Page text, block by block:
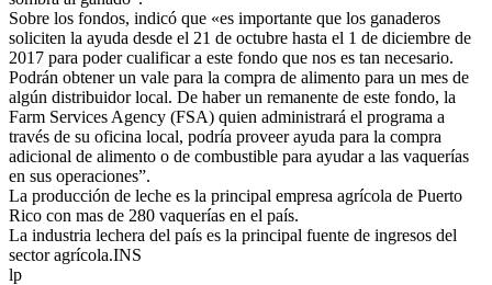
Sobre los fondos, indicó que «es importante que los ganaderos
soliciten la ayuda desde el 21 de octubre hasta el 1 de diciembre de
2017 para poder cualificar a este fondo que nos es tan necesario.
Podrán obtener un vale para la compra de alimento para un mes de
algún distribuidor local. De haber un remanente de este fondo, la
Farm Services Agency (FSA) quien administrará el programa a
través de su oficina local, podría proveer ayuda para la compra
adicional de alimento o de combustible para ayudar a las vaquerías
en sus operaciones”.
La producción de leche es la principal empresa agrícola de Puerto
Rico con mas de 280 vaquerías en el país.
La industria lechera del país es la principal fuente de ingresos del
sector agrícola.INS
lp